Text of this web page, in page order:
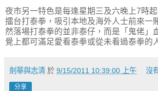
夜市另一特色是每逢星期三及六晚上7時
擂台打泰拳，吸引本地及海外人士前來一
然落場打泰拳的並非泰仔，而是「鬼佬」
覺上都可滿足愛看泰拳或從未看過泰拳的
劍華與志清 於 9/15/2011 10:39:00 上午 沒
分享